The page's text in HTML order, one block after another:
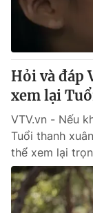
Thị trường 24h
VTV4
Liên hệ tòa
THỜI BÁO VTV
Hỏi và đáp
xem lại
VTV.vn - Nếu
Tuổi thanh
thể xem lại